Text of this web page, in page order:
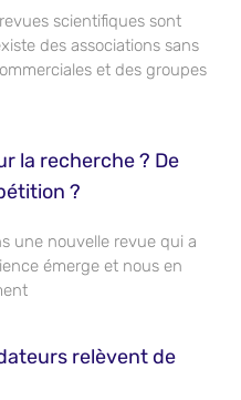
scientifiques sont
des associations sans
et des groupes
la recherche ? De
?
une nouvelle revue qui a
émerge et nous en
relèvent de